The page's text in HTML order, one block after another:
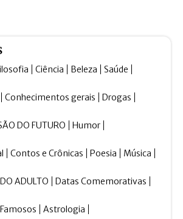
Ciência Beleza Saúde
Conhecimentos gerais Drogas
DO FUTURO Humor
Contos e Crônicas Poesia Música
ADULTO Datas Comemorativas
Astrologia